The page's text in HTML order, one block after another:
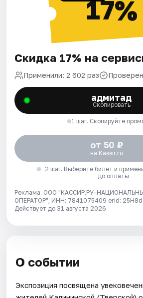
17%
Скидка 17% на
Применили: 2 602 раз
адмитад
Скопировать
1 шаг. Скопируйте
от 50 ₽
на Kassir.ru
2 шаг. Выберите билет и
до оплаты
Реклама. ООО "КАССИР.РУ-
ОПЕРАТОР", ИНН: 7841075409 erid:
Действует до 31 августа 2026
О событии
Экспозиция посвящена